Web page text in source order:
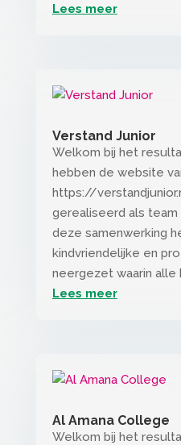
Lees meer
Verstand Junior
Welkom bij het
hebben de website
https://
gerealiseerd als team
deze samenwerking
kindvriendelijke en
neergezet waarin alle
Lees meer
Al Amana College
Welkom bij het